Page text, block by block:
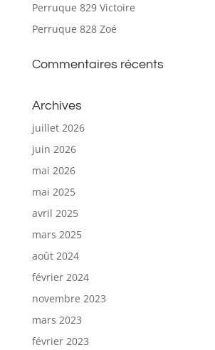
Perruque 829 Victoire
Perruque 828 Zoé
Commentaires récents
Archives
juillet 2026
juin 2026
mai 2026
mai 2025
avril 2025
mars 2025
août 2024
février 2024
novembre 2023
mars 2023
février 2023